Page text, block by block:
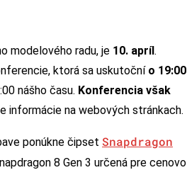
modelového radu, je 10. apríl.
ktorá sa uskutoční o 19:00
nášho času. Konferencia však
informácie na webových stránkach.
ponúkne čipset Snapdragon
8 Gen 3 určená pre cenovo